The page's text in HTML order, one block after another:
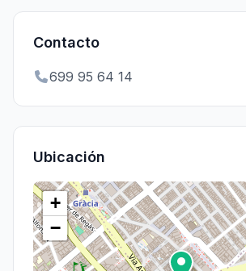
Contacto
699 95 64 14
Ubicación
+
−